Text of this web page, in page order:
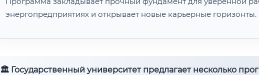
энергопредприятиях и открывает новые карьерные горизонты.
🏛 Государственный университет предлагает несколько